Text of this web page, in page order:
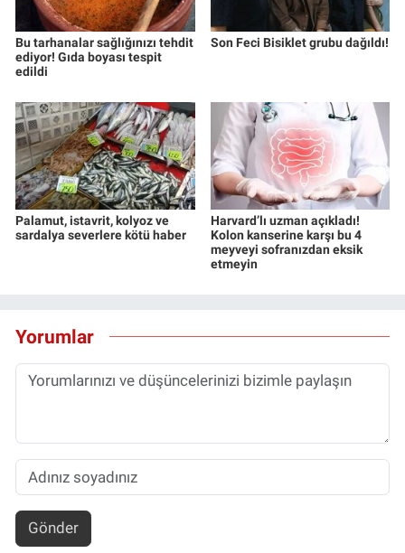
Bu tarhanalar sağlığınızı tehdit
ediyor! Gıda boyası tespit
edildi
Son Feci Bisiklet grubu dağıldı!
Palamut, istavrit, kolyoz ve
sardalya severlere kötü haber
Harvard’lı uzman açıkladı!
Kolon kanserine karşı bu 4
meyveyi sofranızdan eksik
etmeyin
Yorumlar
Gönder